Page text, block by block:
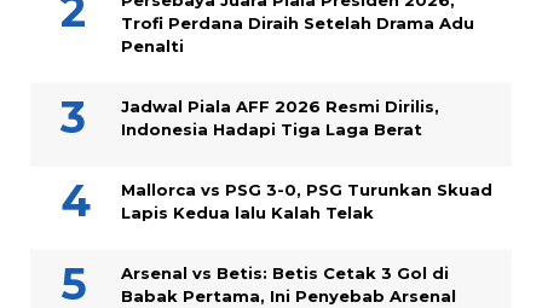
Trofi Perdana Diraih Setelah Drama Adu
Penalti
Jadwal Piala AFF 2026 Resmi Dirilis,
Indonesia Hadapi Tiga Laga Berat
Mallorca vs PSG 3-0, PSG Turunkan Skuad
Lapis Kedua lalu Kalah Telak
Arsenal vs Betis: Betis Cetak 3 Gol di
Babak Pertama, Ini Penyebab Arsenal